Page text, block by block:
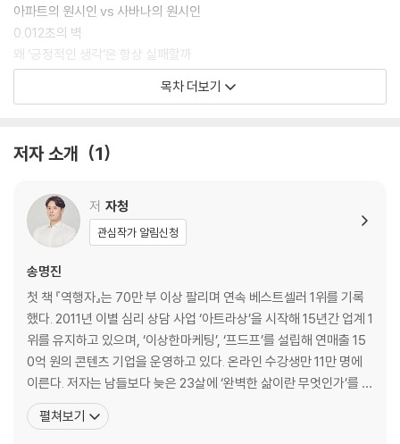
매뉴얼’이다.
아파트의 원시인 vs 사바나의 원시인
0.012초의 벽
왜 ‘긍정적인 생각’은 항상 실패할까
움직임의 배신
앉아 있는 것은 흡연보다 위험하다
음식의 배신
LEVEL 0: 생존
고장 난 엔진을 다시 켜는 법
BUTTON 1. 밤늦게 찾아온 청소부, 수면
뇌가 독소를 씻어내는 유일한 시간
BUTTON 2. 가장 값싼 최고급 원료, 물
탈수 2%가 당신의 지능 20%를 훔쳐 간다.
BUTTON 3. 5초의 마법, 호흡
목차 더보기
저자 소개 1
저 자청
관심작가 알림신청
송명진
첫 책 『역행자』는 70만 부 이상 팔리며 연속 베스트셀러 1위를 기록
했다. 2011년 이별 심리 상담 사업 ‘아트라상’을 시작해 15년간 업계 1
위를 유지하고 있으며, ‘이상한마케팅’, ‘프드프’를 설립해 연매출 15
0억 원의 콘텐츠 기업을 운영하고 있다. 온라인 수강생만 11만 명에
이른다. 저자는 남들보다 늦은 23살에 ‘완벽한 삶이란 무엇인가’를 고
민하다 철학과에 진학했다. 하지만 철학이 진리에 다가설 수 없음을
느끼고 사업을 시작해, 사업가의 길을 걸은 지 15년째다. 그 과정에서
펼쳐보기